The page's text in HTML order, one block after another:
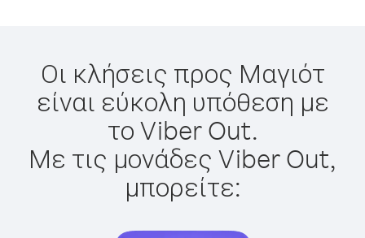
Οι κλήσεις προς Μαγιότ
είναι εύκολη υπόθεση με
το Viber Out.
Με τις μονάδες Viber Out,
μπορείτε: